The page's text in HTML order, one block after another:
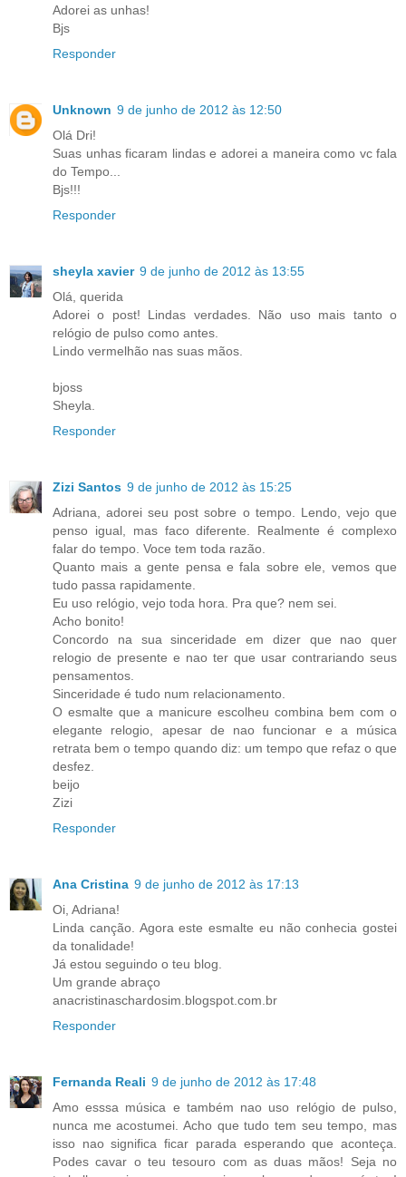
Adorei as unhas!
Bjs
Responder
Unknown 9 de junho de 2012 às 12:50
Olá Dri!
Suas unhas ficaram lindas e adorei a maneira como vc fala
do Tempo...
Bjs!!!
Responder
sheyla xavier 9 de junho de 2012 às 13:55
Olá, querida
Adorei o post! Lindas verdades. Não uso mais tanto o
relógio de pulso como antes.
Lindo vermelhão nas suas mãos.
bjoss
Sheyla.
Responder
Zizi Santos 9 de junho de 2012 às 15:25
Adriana, adorei seu post sobre o tempo. Lendo, vejo que
penso igual, mas faco diferente. Realmente é complexo
falar do tempo. Voce tem toda razão.
Quanto mais a gente pensa e fala sobre ele, vemos que
tudo passa rapidamente.
Eu uso relógio, vejo toda hora. Pra que? nem sei.
Acho bonito!
Concordo na sua sinceridade em dizer que nao quer
relogio de presente e nao ter que usar contrariando seus
pensamentos.
Sinceridade é tudo num relacionamento.
O esmalte que a manicure escolheu combina bem com o
elegante relogio, apesar de nao funcionar e a música
retrata bem o tempo quando diz: um tempo que refaz o que
desfez.
beijo
Zizi
Responder
Ana Cristina 9 de junho de 2012 às 17:13
Oi, Adriana!
Linda canção. Agora este esmalte eu não conhecia gostei
da tonalidade!
Já estou seguindo o teu blog.
Um grande abraço
anacristinaschardosim.blogspot.com.br
Responder
Fernanda Reali 9 de junho de 2012 às 17:48
Amo esssa música e também nao uso relógio de pulso,
nunca me acostumei. Acho que tudo tem seu tempo, mas
isso nao significa ficar parada esperando que aconteça.
Podes cavar o teu tesouro com as duas mãos! Seja no